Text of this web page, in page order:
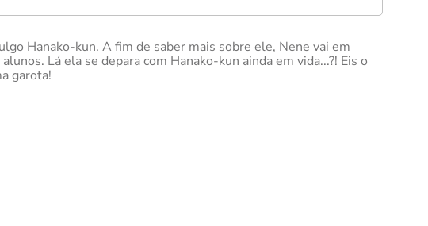
Hanako-kun. A fim de saber mais sobre ele, Nene vai em
Lá ela se depara com Hanako-kun ainda em vida...?! Eis o
garota!